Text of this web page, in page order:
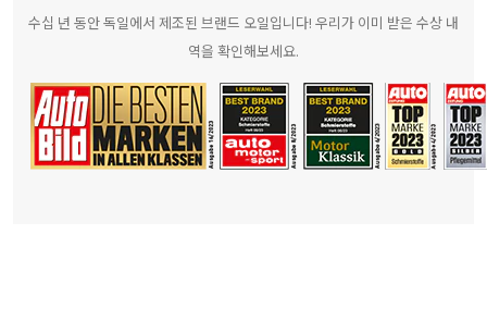
수십 년 동안 독일에서 제조된 브랜드 오일입니다! 우리가 이미 받은 수상 내
역을 확인해보세요.